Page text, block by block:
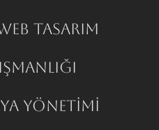
Tasarım
Yönetimi